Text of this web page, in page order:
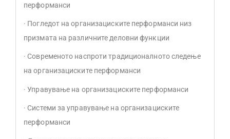
перформанси
· Погледот на организациските перформанси низ
призмата на различните деловни функции
· Современото наспроти традиционалното следење
на организациските перформанси
· Управување на организациските перформанси
· Системи за управување на организациските
перформанси